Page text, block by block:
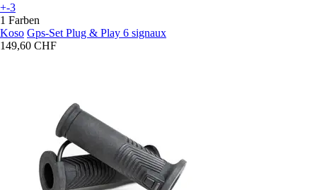
+-3
1 Farben
Koso Gps-Set Plug & Play 6 signaux
149,60 CHF